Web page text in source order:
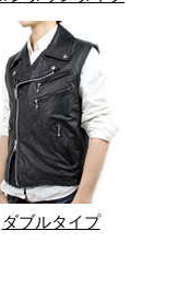
ダブルタイプ